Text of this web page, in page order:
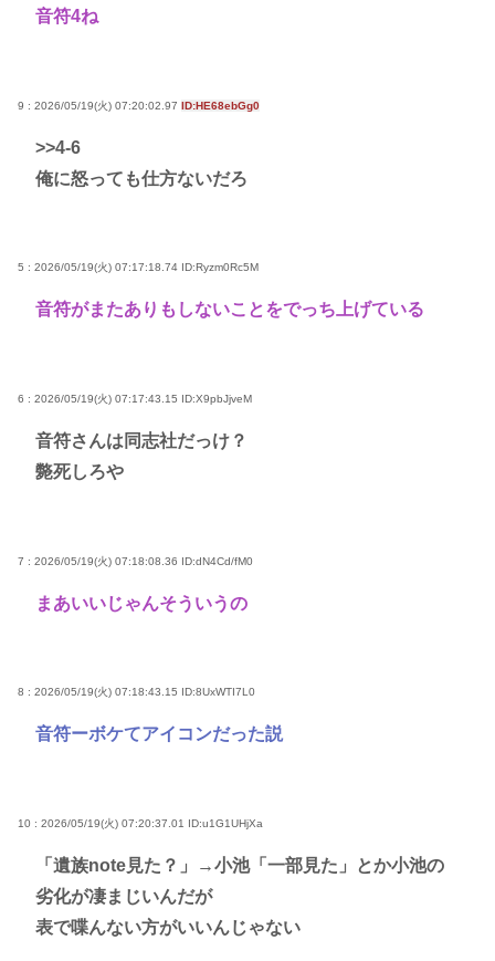
音符4ね
9 : 2026/05/19(火) 07:20:02.97 ID:HE68ebGg0
>>4-6
俺に怒っても仕方ないだろ
5 : 2026/05/19(火) 07:17:18.74 ID:Ryzm0Rc5M
音符がまたありもしないことをでっち上げている
6 : 2026/05/19(火) 07:17:43.15 ID:X9pbJjveM
音符さんは同志社だっけ？
斃死しろや
7 : 2026/05/19(火) 07:18:08.36 ID:dN4Cd/fM0
まあいいじゃんそういうの
8 : 2026/05/19(火) 07:18:43.15 ID:8UxWTI7L0
音符ーボケてアイコンだった説
10 : 2026/05/19(火) 07:20:37.01 ID:u1G1UHjXa
「遺族note見た？」→小池「一部見た」とか小池の
劣化が凄まじいんだが
表で喋んない方がいいんじゃない